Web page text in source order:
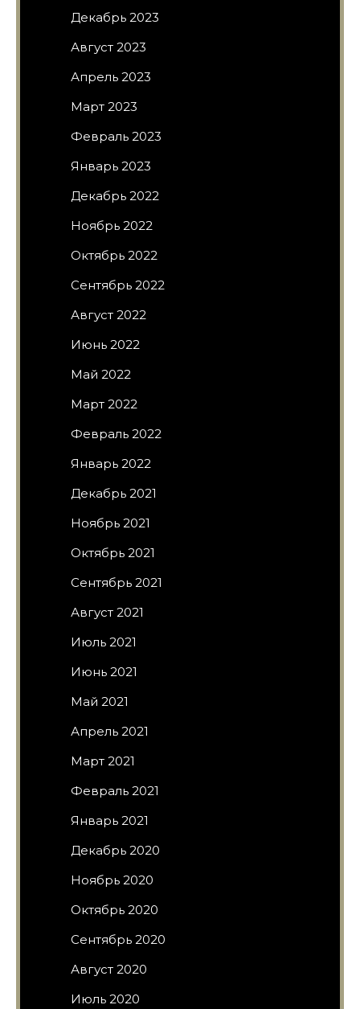
Декабрь 2023
Август 2023
Апрель 2023
Март 2023
Февраль 2023
Январь 2023
Декабрь 2022
Ноябрь 2022
Октябрь 2022
Сентябрь 2022
Август 2022
Июнь 2022
Май 2022
Март 2022
Февраль 2022
Январь 2022
Декабрь 2021
Ноябрь 2021
Октябрь 2021
Сентябрь 2021
Август 2021
Июль 2021
Июнь 2021
Май 2021
Апрель 2021
Март 2021
Февраль 2021
Январь 2021
Декабрь 2020
Ноябрь 2020
Октябрь 2020
Сентябрь 2020
Август 2020
Июль 2020